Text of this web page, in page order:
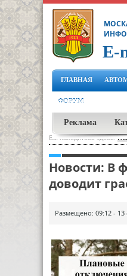
E-
ГЛАВНАЯ
ФОРУМ
Реклама
Вы находитесь здесь:
Новости: В
доводит
Размещено: 09:12 - 13